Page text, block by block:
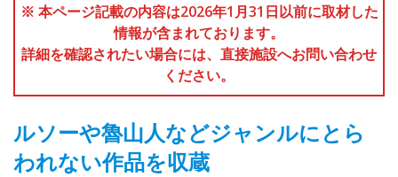
※ 本ページ記載の内容は2026年1月31日以前に取材した
情報が含まれております。
詳細を確認されたい場合には、直接施設へお問い合わせ
ください。
ルソーや魯山人などジャンルにとら
われない作品を収蔵